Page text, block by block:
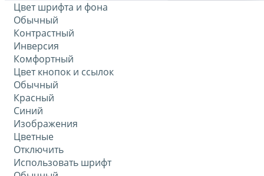
Цвет шрифта и фона
Обычный
Контрастный
Инверсия
Комфортный
Цвет кнопок и ссылок
Обычный
Красный
Синий
Изображения
Цветные
Отключить
Использовать шрифт